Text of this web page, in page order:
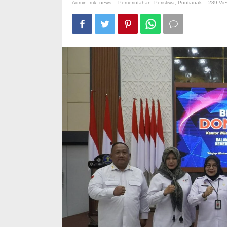
80
di
Kanwil
Kementerian
Kalbar
Admin_mk_news - Pemerintahan Peristiwa Pontianak - 289